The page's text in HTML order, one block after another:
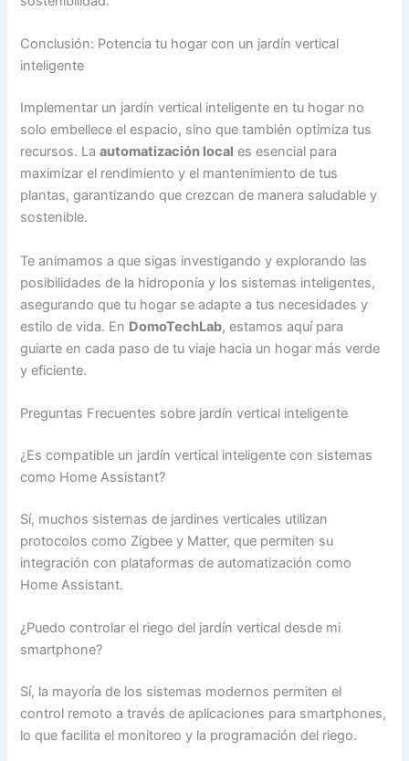
Conclusión: Potencia tu hogar con un jardín vertical
inteligente
Implementar un jardín vertical inteligente en tu hogar no
solo embellece el espacio, sino que también optimiza tus
recursos. Laautomatización local es esencial para
maximizar el rendimiento y el mantenimiento de tus
plantas, garantizando que crezcan de manera saludable y
sostenible.
Te animamos a que sigas investigando y explorando las
posibilidades de la hidroponía y los sistemas inteligentes,
asegurando que tu hogar se adapte a tus necesidades y
estilo de vida. En DomoTechLab, estamos aquí para
guiarte en cada paso de tu viaje hacia un hogar más verde
y eficiente.
Preguntas Frecuentes sobre jardín vertical inteligente
¿Es compatible un jardín vertical inteligente con sistemas
como Home Assistant?
Sí, muchos sistemas de jardines verticales utilizan
protocolos como Zigbee y Matter, que permiten su
integración con plataformas de automatización como
Home Assistant.
¿Puedo controlar el riego del jardín vertical desde mi
smartphone?
Sí, la mayoría de los sistemas modernos permiten el
control remoto a través de aplicaciones para smartphones,
lo que facilita el monitoreo y la programación del riego.